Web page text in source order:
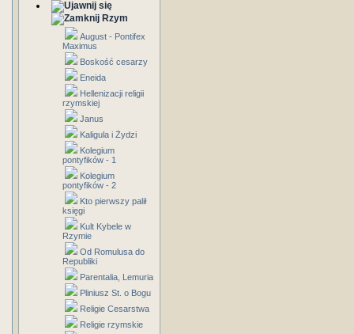
Rzym
August - Pontifex
Maximus
Boskość cesarzy
Eneida
Hellenizacji religii
rzymskiej
Janus
Kaligula i Żydzi
Kolegium
pontyfików - 1
Kolegium
pontyfików - 2
Kto pierwszy palił
księgi
Kult Kybele w
Rzymie
Od Romulusa do
Republiki
Parentalia, Lemuria
Pliniusz St. o Bogu
Religie Cesarstwa
Religie rzymskie